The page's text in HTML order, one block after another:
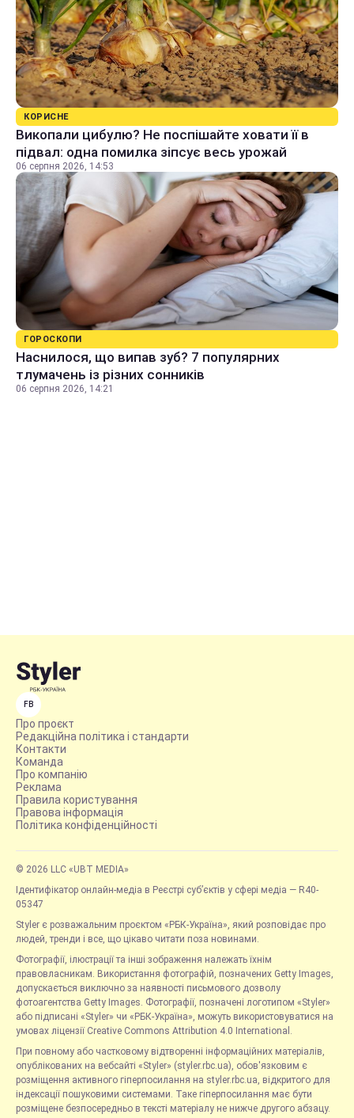
КОРИСНЕ
Викопали цибулю? Не поспішайте ховати її в
підвал: одна помилка зіпсує весь урожай
06 серпня 2026, 14:53
ГОРОСКОПИ
Наснилося, що випав зуб? 7 популярних
тлумачень із різних сонників
06 серпня 2026, 14:21
FB
Про проєкт
Редакційна політика і стандарти
Контакти
Команда
Про компанію
Реклама
Правила користування
Правова інформація
Політика конфіденційності
© 2026 LLC «UBT MEDIA»
Ідентифікатор онлайн-медіа в Реєстрі суб’єктів у сфері медіа — R40-
05347
Styler є розважальним проєктом «РБК-Україна», який розповідає про
людей, тренди і все, що цікаво читати поза новинами.
Фотографії, ілюстрації та інші зображення належать їхнім
правовласникам. Використання фотографій, позначених Getty Images,
допускається виключно за наявності письмового дозволу
фотоагентства Getty Images. Фотографії, позначені логотипом «Styler»
або підписані «Styler» чи «РБК-Україна», можуть використовуватися на
умовах ліцензії Creative Commons Attribution 4.0 International.
При повному або частковому відтворенні інформаційних матеріалів,
опублікованих на вебсайті «Styler» (styler.rbc.ua), обов'язковим є
розміщення активного гіперпосилання на styler.rbc.ua, відкритого для
індексації пошуковими системами. Таке гіперпосилання має бути
розміщене безпосередньо в тексті матеріалу не нижче другого абзацу.